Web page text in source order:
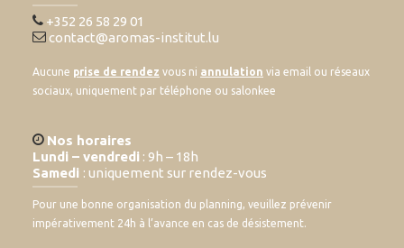
+352 26 58 29 01
contact@aromas-institut.lu
Aucune prise de rendez vous ni annulation via email ou réseaux
sociaux, uniquement par téléphone ou salonkee
Nos horaires
Lundi – vendredi : 9h – 18h
Samedi : uniquement sur rendez-vous
Pour une bonne organisation du planning, veuillez prévenir
impérativement 24h à l’avance en cas de désistement.